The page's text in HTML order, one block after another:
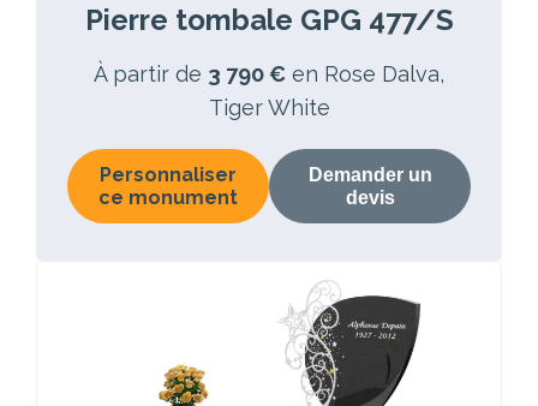
Pierre tombale GPG 477/S
À partir de 3 790 € en Rose Dalva,
Tiger White
Personnaliser
ce monument
Demander un
devis